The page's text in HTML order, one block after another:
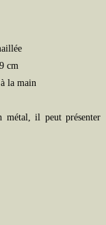
cm
la main
il peut présenter